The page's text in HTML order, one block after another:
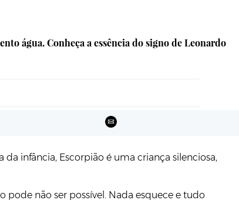
água. Conheça a essência do signo de Leonardo
infância, Escorpião é uma criança silenciosa,
não ser possível. Nada esquece e tudo